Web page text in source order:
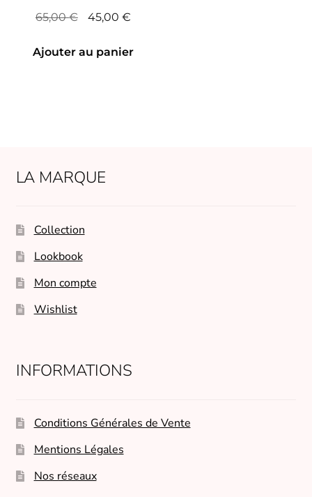
65,00€
Le
initial
45,00 €Le
actuel
Ajouter au panier
LA MARQUE
Collection
Lookbook
Mon compte
Wishlist
INFORMATIONS
Conditions Générales de Vente
Mentions Légales
Nos réseaux